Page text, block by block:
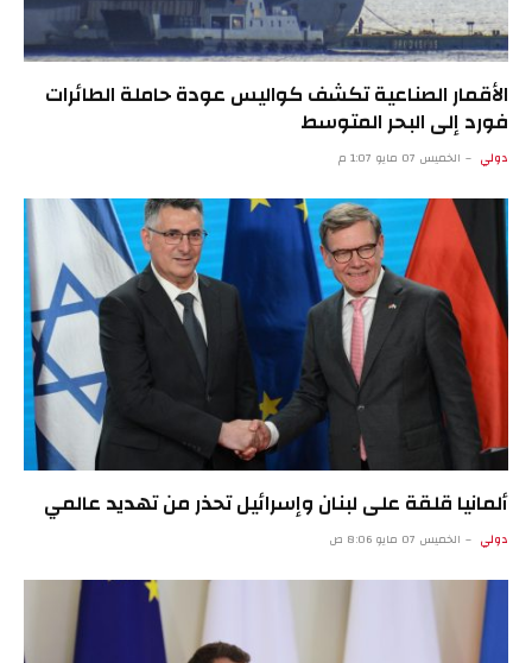
الأقمار الصناعية تكشف كواليس عودة حاملة الطائرات
فورد إلى البحر المتوسط
دولي الخميس 07 مايو 1:07 م
ألمانيا قلقة على لبنان وإسرائيل تحذر من تهديد عالمي
دولي الخميس 07 مايو 8:06 ص